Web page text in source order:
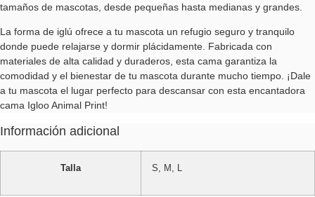
tamaños de mascotas, desde pequeñas hasta medianas y grandes.
La forma de iglú ofrece a tu mascota un refugio seguro y tranquilo
donde puede relajarse y dormir plácidamente. Fabricada con
materiales de alta calidad y duraderos, esta cama garantiza la
comodidad y el bienestar de tu mascota durante mucho tiempo. ¡Dale
a tu mascota el lugar perfecto para descansar con esta encantadora
cama Igloo Animal Print!
Información adicional
Talla S, M, L